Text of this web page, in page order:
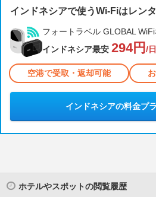
インドネシアで使うWi-Fiはレン
フォートラベル GLOBAL WiFi
インドネシア最安 294円 /
空港で受取・返却可能
インドネシアの料金プ
ホテルやスポットの閲覧履歴